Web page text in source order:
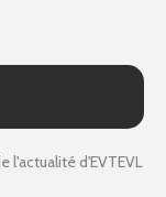
l'actualité d'EVTEVL